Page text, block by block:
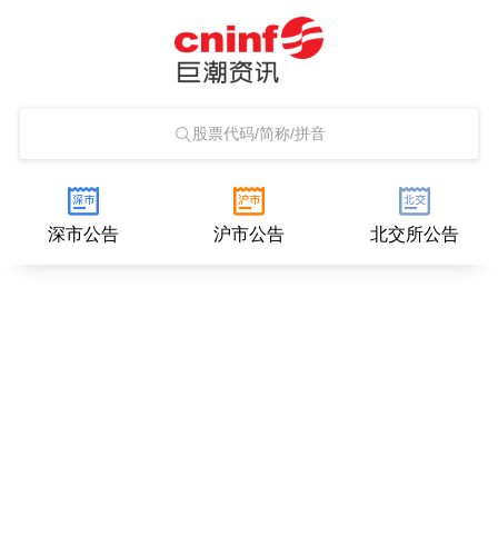
股票代码/简称/拼音
深市公告 沪市公告 北交所公告